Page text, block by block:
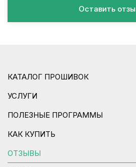
Оставить
КАТАЛОГ ПРОШИВОК
УСЛУГИ
ПОЛЕЗНЫЕ ПРОГРАММЫ
КАК КУПИТЬ
ОТЗЫВЫ